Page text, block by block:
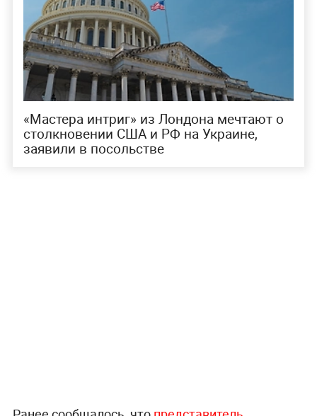
«Мастера интриг» из Лондона мечтают о
столкновении США и РФ на Украине,
заявили в посольстве